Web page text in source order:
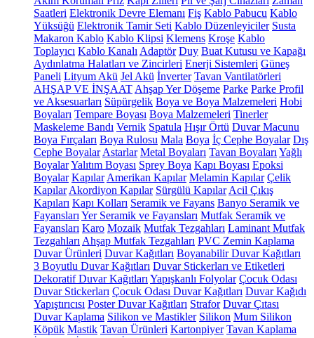
Saatleri Elektronik Devre Elemanı Fiş Kablo Pabucu Kablo
Yüksüğü Elektronik Tamir Seti Kablo Düzenleyiciler Susta
Makaron Kablo Kablo Klipsi Klemens Kroşe Kablo
Toplayıcı Kablo Kanalı Adaptör Duy Buat Kutusu ve Kapağı
Aydınlatma Halatları ve Zincirleri Enerji Sistemleri Güneş
Paneli Lityum Akü Jel Akü İnverter Tavan Vantilatörleri
AHŞAP VE İNŞAAT Ahşap Yer Döşeme Parke Parke Profil
ve Aksesuarları Süpürgelik Boya ve Boya Malzemeleri Hobi
Boyaları Tempare Boyası Boya Malzemeleri Tinerler
Maskeleme Bandı Vernik Spatula Hışır Örtü Duvar Macunu
Boya Fırçaları Boya Rulosu Mala Boya İç Cephe Boyalar Dış
Cephe Boyalar Astarlar Metal Boyaları Tavan Boyaları Yağlı
BoyalarYalıtım Boyası Sprey Boya Kapı Boyası Epoksi
Boyalar Kapılar Amerikan Kapılar Melamin Kapılar Çelik
Kapılar Akordiyon Kapılar Sürgülü Kapılar Acil Çıkış
Kapıları Kapı Kolları Seramik ve Fayans Banyo Seramik ve
Fayansları Yer Seramik ve Fayansları Mutfak Seramik ve
Fayansları Karo Mozaik Mutfak Tezgahları Laminant Mutfak
Tezgahları Ahşap Mutfak Tezgahları PVC Zemin Kaplama
Duvar Ürünleri Duvar Kağıtları Boyanabilir Duvar Kağıtları
3 Boyutlu Duvar Kağıtları Duvar Stickerları ve Etiketleri
Dekoratif Duvar Kağıtları Yapışkanlı Folyolar Çocuk Odası
Duvar Stickerları Çocuk Odası Duvar Kağıtları Duvar Kağıdı
Yapıştırıcısı Poster Duvar Kağıtları Strafor Duvar Çıtası
Duvar Kaplama Silikon ve Mastikler Silikon Mum Silikon
Köpük Mastik Tavan Ürünleri Kartonpiyer Tavan Kaplama